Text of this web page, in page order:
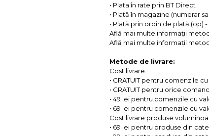
• Plata în rate prin BT Direct
• Plată în magazine (numerar
• Plată prin ordin de plată (op)
Află mai multe informații
Află mai multe informații
Metode de livrare:
Cost livrare:
• GRATUIT pentru comenzile
• GRATUIT pentru orice
• 49 lei pentru comenzile cu
• 69 lei pentru comenzile cu
Cost livrare produse
• 69 lei pentru produse din